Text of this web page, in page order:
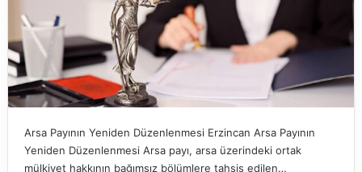
Arsa Payının Yeniden Düzenlenmesi Erzincan Arsa Payının
Yeniden Düzenlenmesi Arsa payı, arsa üzerindeki ortak
mülkiyet hakkının bağımsız bölümlere tahsis edilen…